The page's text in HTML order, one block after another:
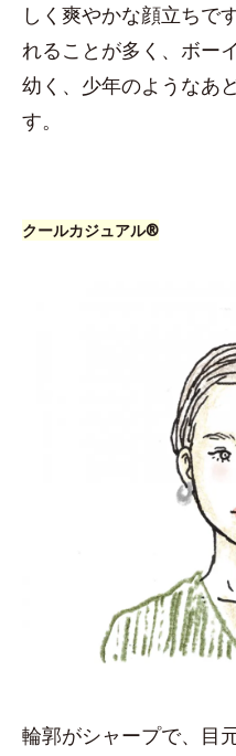
しく爽やかな顔立ちで
れることが多く、ボー
幼く、少年のようなあ
す。
クールカジュアル®
輪郭がシャープで、目